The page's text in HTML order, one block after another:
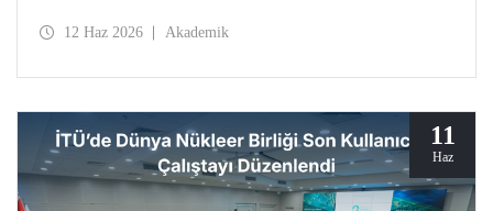
araştırma ekosistemlerinde yapay zekânın dönüştürücü
12 Haz 2026 Akademik
11
Haz